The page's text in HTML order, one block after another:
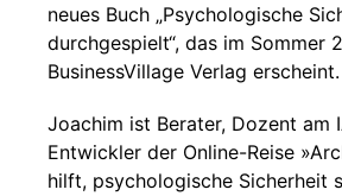
neues Buch „Psychologische
durchgespielt“, das im Sommer
BusinessVillage Verlag erscheint.
Joachim ist Berater, Dozent am
Entwickler der Online-Reise
hilft, psychologische Sicherheit